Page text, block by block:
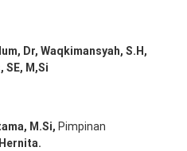
, Dr, Waqkimansyah, S.H,
SE, M,Si
M.Si, Pimpinan
Hernita.